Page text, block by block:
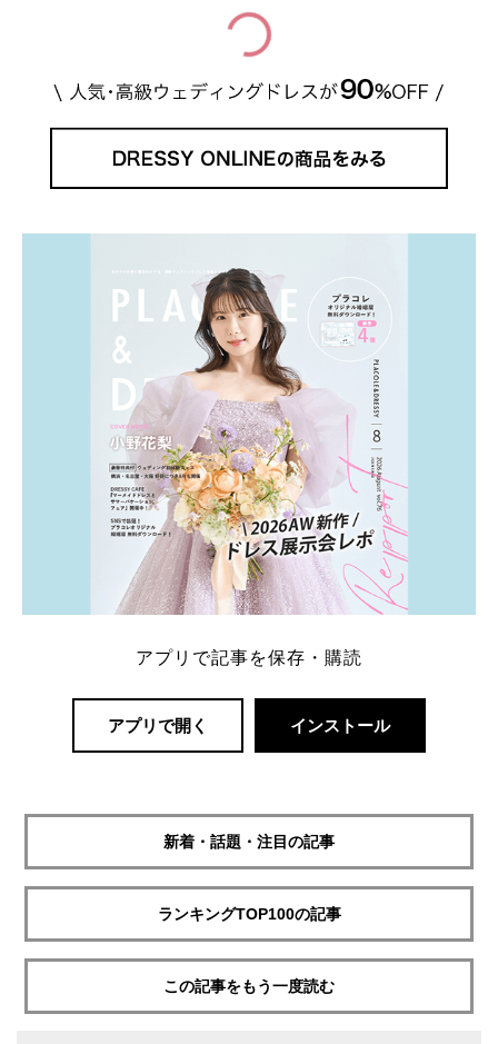
アプリで記事を保存・購読
アプリで開く インストール
新着・話題・注目の記事
ランキングTOP100の記事
この記事をもう一度読む